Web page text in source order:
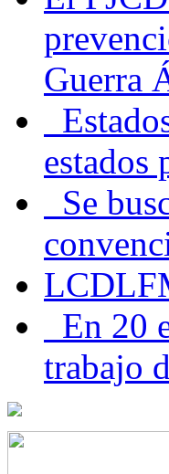
Guerra
Se
En 20
trabajo